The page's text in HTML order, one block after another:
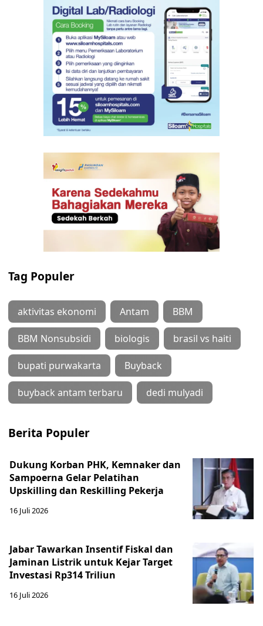
Tag Populer
aktivitas ekonomi Antam BBM
BBM Nonsubsidi biologis brasil vs haiti
bupati purwakarta Buyback
buyback antam terbaru dedi mulyadi
Berita Populer
Dukung Korban PHK, Kemnaker dan
Sampoerna Gelar Pelatihan
Upskilling dan Reskilling Pekerja
16 Juli 2026
Jabar Tawarkan Insentif Fiskal dan
Jaminan Listrik untuk Kejar Target
Investasi Rp314 Triliun
16 Juli 2026